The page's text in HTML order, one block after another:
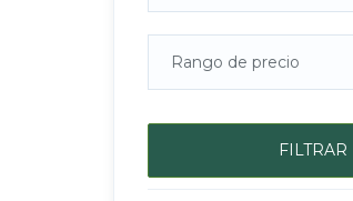
Rango de precio
FILTRAR